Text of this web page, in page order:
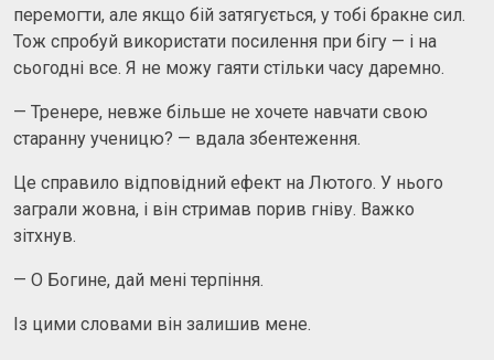
перемогти, але якщо бій затягується, у тобі бракне сил.
Тож спробуй використати посилення при бігу — і на
сьогодні все. Я не можу гаяти стільки часу даремно.
— Тренере, невже більше не хочете навчати свою
старанну ученицю? — вдала збентеження.
Це справило відповідний ефект на Лютого. У нього
заграли жовна, і він стримав порив гніву. Важко
зітхнув.
— О Богине, дай мені терпіння.
Із цими словами він залишив мене.